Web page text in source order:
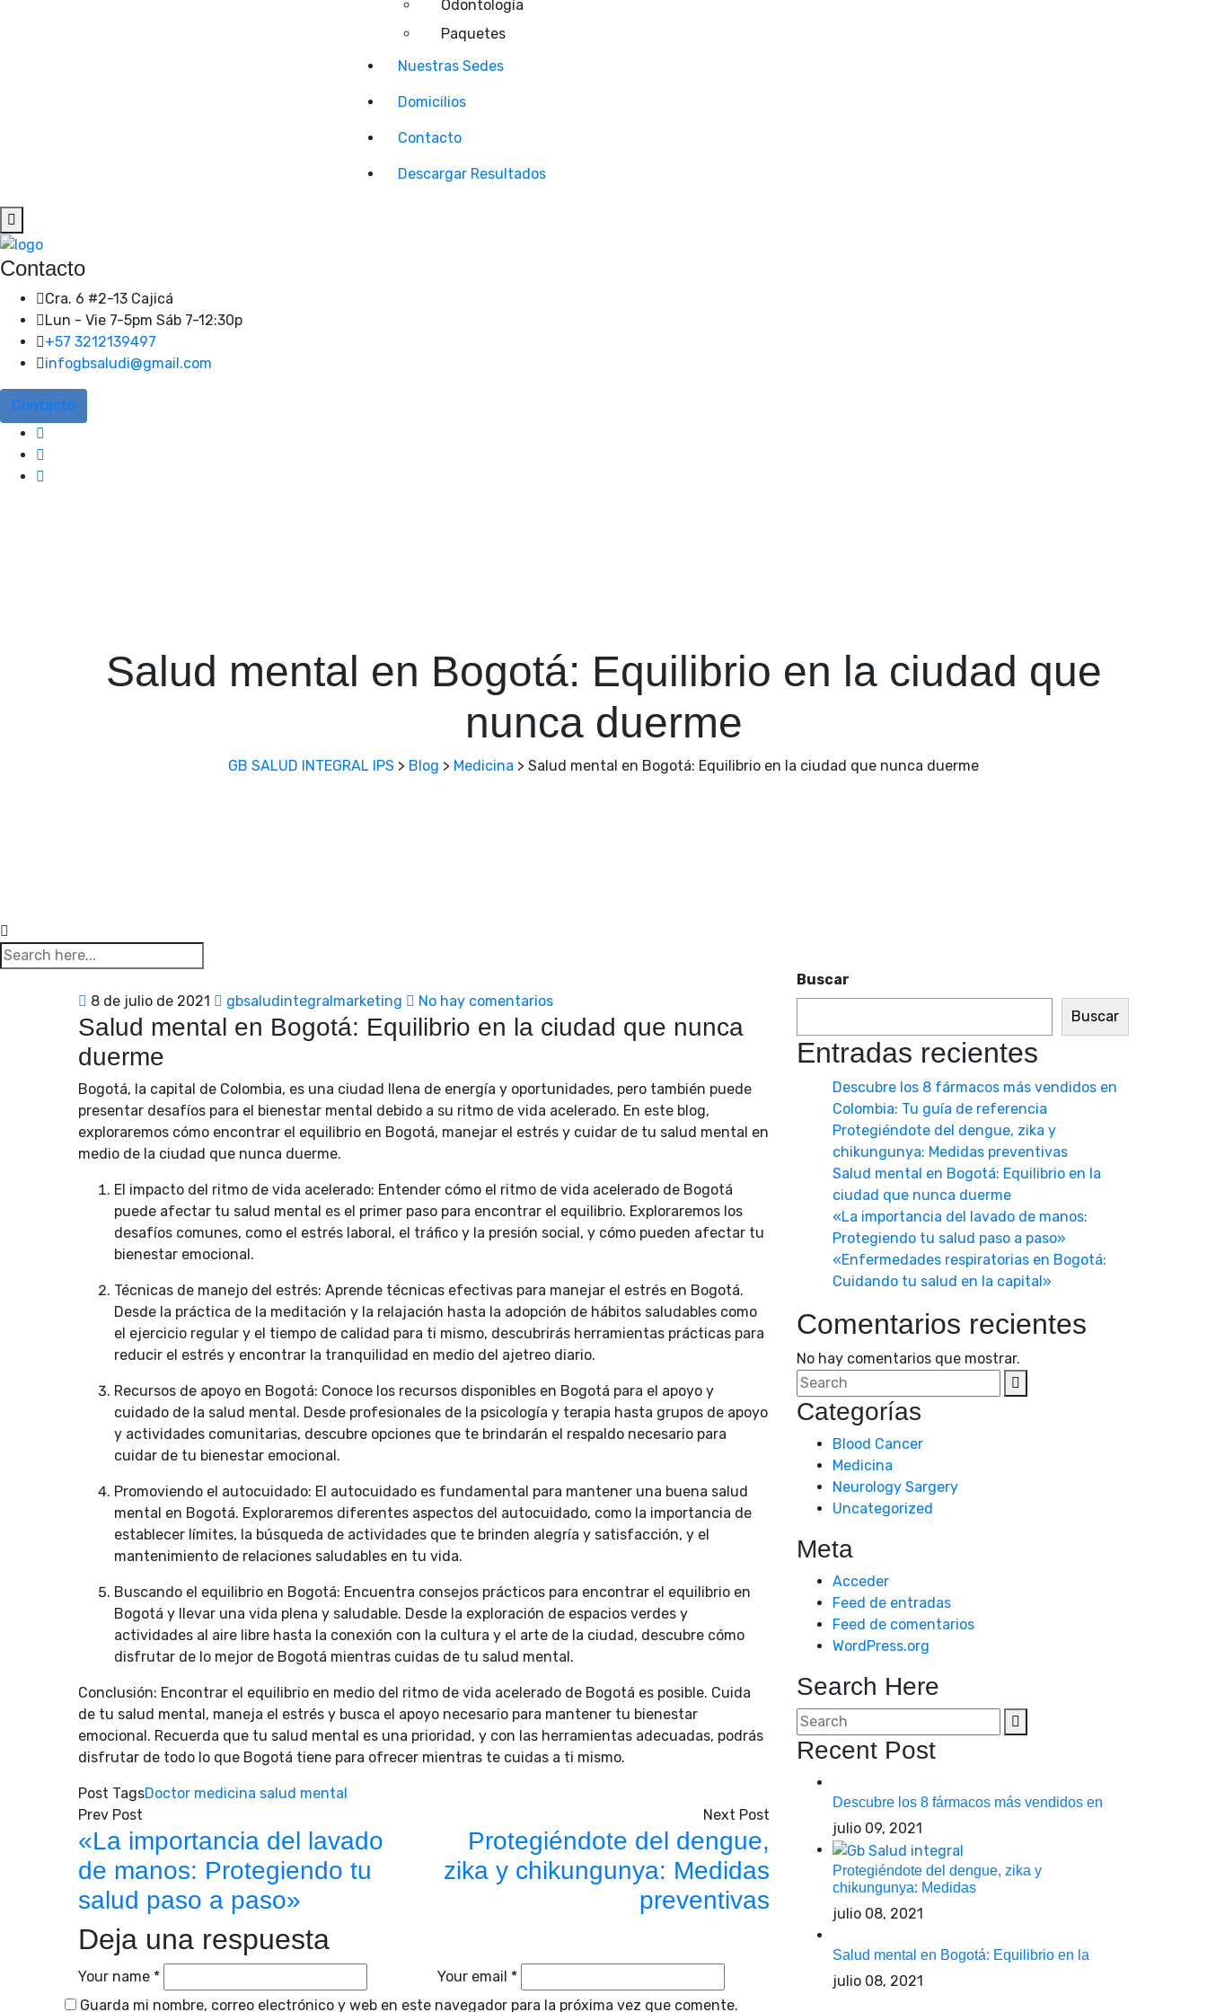
Odontología
Paquetes
Nuestras Sedes
Domicilios
Contacto
Descargar Resultados
Contacto
Cra. 6 #2-13 Cajicá
Lun - Vie 7-5pm Sáb 7-12:30p
+57 3212139497
infogbsaludi@gmail.com
Contacto
Salud mental en Bogotá: Equilibrio en la ciudad que
nunca duerme
GB SALUD INTEGRAL IPS > Blog > Medicina > Salud mental en Bogotá: Equilibrio en la ciudad que nunca duerme
8 de julio de 2021 gbsaludintegralmarketing No hay comentarios
Salud mental en Bogotá: Equilibrio en la ciudad que nunca
duerme
Bogotá, la capital de Colombia, es una ciudad llena de energía y oportunidades, pero también puede
presentar desafíos para el bienestar mental debido a su ritmo de vida acelerado. En este blog,
exploraremos cómo encontrar el equilibrio en Bogotá, manejar el estrés y cuidar de tu salud mental en
medio de la ciudad que nunca duerme.
El impacto del ritmo de vida acelerado: Entender cómo el ritmo de vida acelerado de Bogotá
puede afectar tu salud mental es el primer paso para encontrar el equilibrio. Exploraremos los
desafíos comunes, como el estrés laboral, el tráfico y la presión social, y cómo pueden afectar tu
bienestar emocional.
Técnicas de manejo del estrés: Aprende técnicas efectivas para manejar el estrés en Bogotá.
Desde la práctica de la meditación y la relajación hasta la adopción de hábitos saludables como
el ejercicio regular y el tiempo de calidad para ti mismo, descubrirás herramientas prácticas para
reducir el estrés y encontrar la tranquilidad en medio del ajetreo diario.
Recursos de apoyo en Bogotá: Conoce los recursos disponibles en Bogotá para el apoyo y
cuidado de la salud mental. Desde profesionales de la psicología y terapia hasta grupos de apoyo
y actividades comunitarias, descubre opciones que te brindarán el respaldo necesario para
cuidar de tu bienestar emocional.
Promoviendo el autocuidado: El autocuidado es fundamental para mantener una buena salud
mental en Bogotá. Exploraremos diferentes aspectos del autocuidado, como la importancia de
establecer límites, la búsqueda de actividades que te brinden alegría y satisfacción, y el
mantenimiento de relaciones saludables en tu vida.
Buscando el equilibrio en Bogotá: Encuentra consejos prácticos para encontrar el equilibrio en
Bogotá y llevar una vida plena y saludable. Desde la exploración de espacios verdes y
actividades al aire libre hasta la conexión con la cultura y el arte de la ciudad, descubre cómo
disfrutar de lo mejor de Bogotá mientras cuidas de tu salud mental.
Conclusión: Encontrar el equilibrio en medio del ritmo de vida acelerado de Bogotá es posible. Cuida
de tu salud mental, maneja el estrés y busca el apoyo necesario para mantener tu bienestar
emocional. Recuerda que tu salud mental es una prioridad, y con las herramientas adecuadas, podrás
disfrutar de todo lo que Bogotá tiene para ofrecer mientras te cuidas a ti mismo.
Post TagsDoctor medicina salud mental
Prev Post
«La importancia del lavado
de manos: Protegiendo tu
salud paso a paso»
Next Post
Protegiéndote del dengue,
zika y chikungunya: Medidas
preventivas
Deja una respuesta
Your name *
Your email *
Guarda mi nombre, correo electrónico y web en este navegador para la próxima vez que comente.
Buscar
Buscar
Entradas recientes
Descubre los 8 fármacos más vendidos en
Colombia: Tu guía de referencia
Protegiéndote del dengue, zika y
chikungunya: Medidas preventivas
Salud mental en Bogotá: Equilibrio en la
ciudad que nunca duerme
«La importancia del lavado de manos:
Protegiendo tu salud paso a paso»
«Enfermedades respiratorias en Bogotá:
Cuidando tu salud en la capital»
Comentarios recientes
No hay comentarios que mostrar.
Categorías
Blood Cancer
Medicina
Neurology Sargery
Uncategorized
Meta
Acceder
Feed de entradas
Feed de comentarios
WordPress.org
Search Here
Recent Post
Descubre los 8 fármacos más vendidos en
julio 09, 2021
Protegiéndote del dengue, zika y
chikungunya: Medidas
julio 08, 2021
Salud mental en Bogotá: Equilibrio en la
julio 08, 2021